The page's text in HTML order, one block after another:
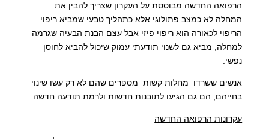
הרפואה החדשה מבוססת על העקרון שצריך להבין את
המחלה לא כמצב פתולוגי אלא כתהליך טבעי שמביא ריפוי.
הריפוי לכאורה הוא ריפוי פיזי אבל עצם הבנת הבעיה שגרמה
למחלה, מביא גם לשנוי תודעתי עמוק שיכול להביא לחוסן
נפשי.
אנשים ששרדו מחלות קשות מספרים שהם לא רק עשו שינוי
בחייהם, הם גם הגיעו לתובנות חדשות ולרמת תודעה חדשה.
עקרונות הרפואה החדשה